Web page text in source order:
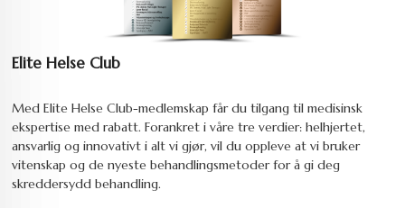
Elite Helse Club
Med Elite Helse Club-medlemskap får du tilgang til medisinsk
ekspertise med rabatt. Forankret i våre tre verdier: helhjertet,
ansvarlig og innovativt i alt vi gjør, vil du oppleve at vi bruker
vitenskap og de nyeste behandlingsmetoder for å gi deg
skreddersydd behandling.